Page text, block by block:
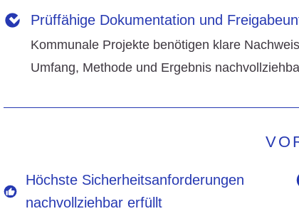
Prüffähige Dokumentation und
Kommunale Projekte benötigen klare
Umfang, Methode und Ergebnis
Höchste Sicherheitsanforderungen
nachvollziehbar erfüllt